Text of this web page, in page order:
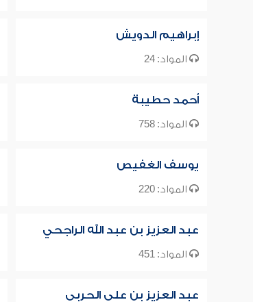
إبراهيم الدويش
المواد: 24
أحمد حطيبة
المواد: 758
يوسف الغفيص
المواد: 220
عبد العزيز بن عبد الله الراجحي
المواد: 451
عبد العزيز بن علي الحربي